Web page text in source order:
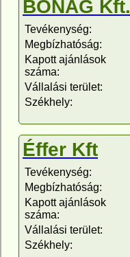
BONAG Kft.
Tevékenység:
Megbízhatóság:
Kapott ajánlások
száma:
Vállalási terület:
Székhely:
Éffer Kft
Tevékenység:
Megbízhatóság:
Kapott ajánlások
száma:
Vállalási terület:
Székhely: